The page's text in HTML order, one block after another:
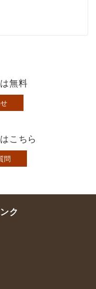
無料
こちら
問
ク